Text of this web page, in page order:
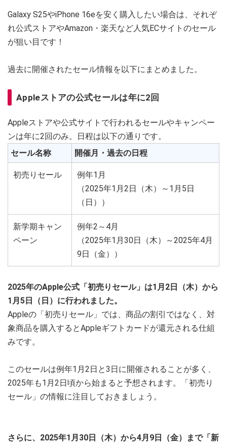
Galaxy S25やiPhone 16eを安く購入したい場合は、それぞ
れ公式ストアやAmazon・楽天など人気ECサイトのセール
が狙い目です！
過去に開催されたセール情報を以下にまとめました。
Appleストアの公式セールは年に2回
Appleストアや公式サイトで行われるセールやキャンペー
ンは年に2回のみ。日程は以下の通りです。
セール名称
開催月・過去の日程
初売りセール
例年1月
（2025年1月2日（木）～1月5日
（日））
新学期キャン
ペーン
例年2～4月
（2025年1月30日（木）～2025年4月
9日（金））
2025年のApple公式「初売りセール」は1月2日（木）から
1月5日（日）に行われました。
Appleの「初売りセール」では、商品の割引ではなく、対
象商品を購入するとAppleギフトカードが還元される仕組
みです。
このセールは例年1月2日と3日に開催されることが多く、
2025年も1月2日頃から始まると予想されます。「初売り
セール」の情報に注目しておきましょう。
さらに、2025年1月30日（木）から4月9日（金）まで「新